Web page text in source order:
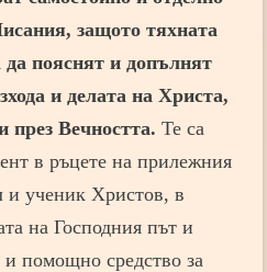
защото тяхната
да пояснят и допълнят
и делата на Христа,
през Вечността. Те са
в ръцете на прилежния
и ученик Христов, в
на Господния път и
помощно средство за